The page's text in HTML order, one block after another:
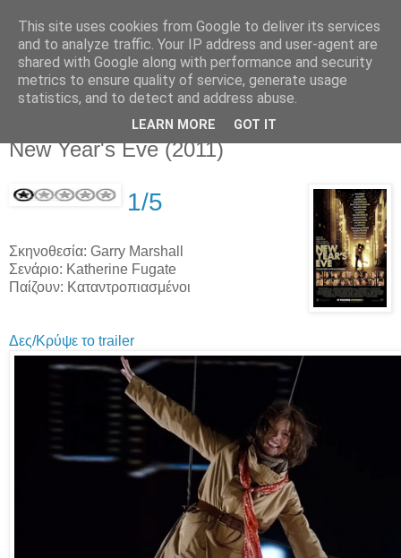
Movies For The Masses
Challenging common sense since 2004
Thursday, December 08, 2011
New Year's Eve (2011)
1/5
Σκηνοθεσία: Garry Marshall
Σενάριο: Katherine Fugate
Παίζουν: Καταντροπιασμένοι
Δες/Κρύψε το trailer
This site uses cookies from Google to deliver its services
and to analyze traffic. Your IP address and user-agent are
shared with Google along with performance and security
metrics to ensure quality of service, generate usage
statistics, and to detect and address abuse.
LEARN MORE GOT IT